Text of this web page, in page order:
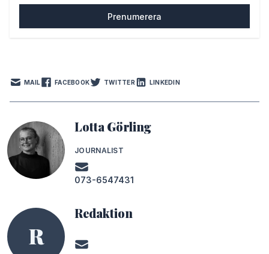
MAIL FACEBOOK TWITTER LINKEDIN
Lotta Görling
JOURNALIST
073-6547431
R
Redaktion